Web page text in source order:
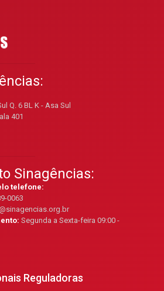
Q. 6 BL K - Asa Sul
401
Sinagências:
telefone:
0063
Segunda a Sexta-feira 09:00 -
Reguladoras